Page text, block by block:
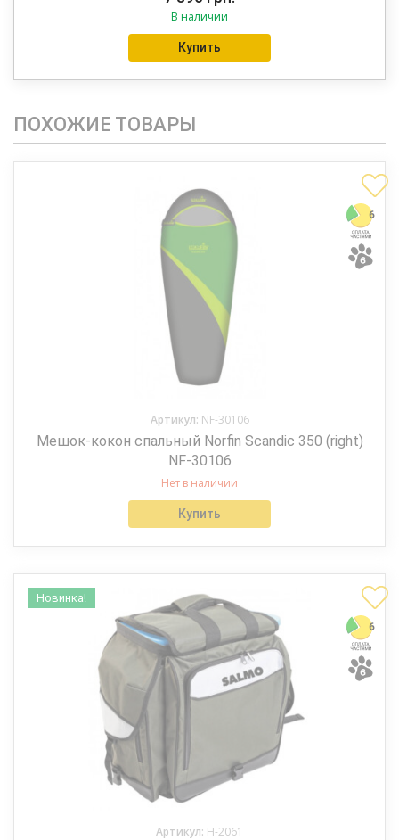
В наличии
Купить
ПОХОЖИЕ ТОВАРЫ
Артикул: NF-30106
Мешок-кокон спальный Norfin Scandic 350 (right)
NF-30106
Нет в наличии
Купить
Новинка!
Артикул: H-2061